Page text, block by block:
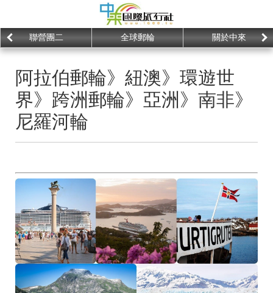
聯營團二 全球郵輪 關於中來
阿拉伯郵輪》紐澳》環遊世
界》跨洲郵輪》亞洲》南非》
尼羅河輪